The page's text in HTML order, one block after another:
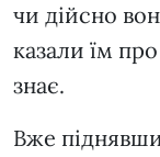
чи дійсно
казали їм
знає.
Вже